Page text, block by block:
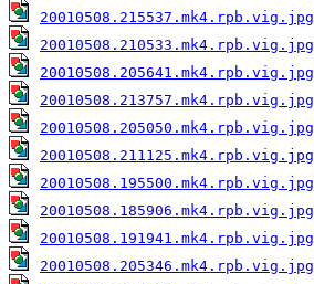
20010508.215537.mk4.rpb.vig.jpg
20010508.210533.mk4.rpb.vig.jpg
20010508.205641.mk4.rpb.vig.jpg
20010508.213757.mk4.rpb.vig.jpg
20010508.205050.mk4.rpb.vig.jpg
20010508.211125.mk4.rpb.vig.jpg
20010508.195500.mk4.rpb.vig.jpg
20010508.185906.mk4.rpb.vig.jpg
20010508.191941.mk4.rpb.vig.jpg
20010508.205346.mk4.rpb.vig.jpg